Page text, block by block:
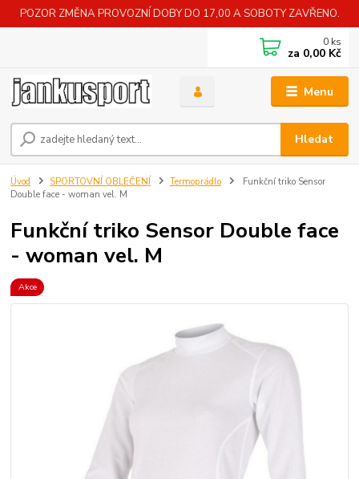
POZOR ZMĚNA PROVOZNÍ DOBY DO 17,00 A SOBOTY ZAVŘENO.
Menu
Hledat
0 ks
za 0,00 Kč
Úvod SPORTOVNÍ OBLEČENÍ Termoprádlo
Funkční triko Sensor
Double face - woman vel. M
Funkční triko Sensor Double face
- woman vel. M
Akce